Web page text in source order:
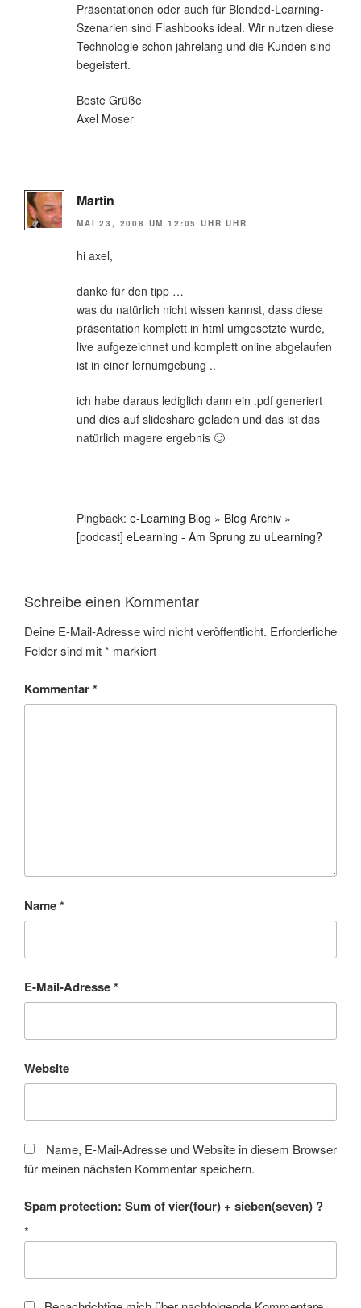
Präsentationen oder auch für Blended-Learning-
Szenarien sind Flashbooks ideal. Wir nutzen diese
Technologie schon jahrelang und die Kunden sind
begeistert.
Beste Grüße
Axel Moser
Martin
MAI 23, 2008 UM 12:05 UHR UHR
hi axel,
danke für den tipp …
was du natürlich nicht wissen kannst, dass diese
präsentation komplett in html umgesetzte wurde,
live aufgezeichnet und komplett online abgelaufen
ist in einer lernumgebung ..
ich habe daraus lediglich dann ein .pdf generiert
und dies auf slideshare geladen und das ist das
natürlich magere ergebnis 🙂
Pingback: e-Learning Blog » Blog Archiv »
[podcast] eLearning - Am Sprung zu uLearning?
Schreibe einen Kommentar
Deine E-Mail-Adresse wird nicht veröffentlicht. Erforderliche
Felder sind mit* markiert
Kommentar*
Name*
E-Mail-Adresse*
Website
Name, E-Mail-Adresse und Website in diesem Browser
für meinen nächsten Kommentar speichern.
Spam protection: Sum of vier(four) + sieben(seven) ?
*